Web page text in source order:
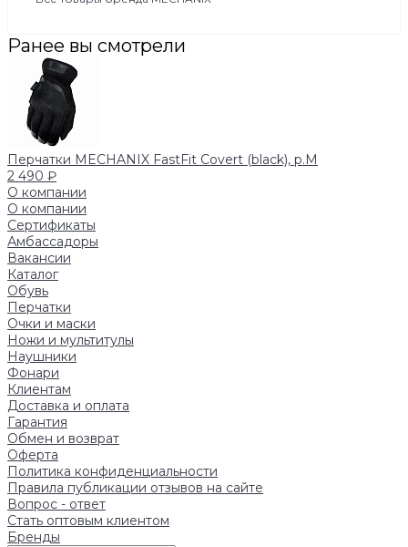
Ранее вы смотрели
Перчатки MECHANIX FastFit Covert (black), р.M
2 490 ₽
О компании
О компании
Сертификаты
Амбассадоры
Вакансии
Каталог
Обувь
Перчатки
Очки и маски
Ножи и мультитулы
Наушники
Фонари
Клиентам
Доставка и оплата
Гарантия
Обмен и возврат
Оферта
Политика конфиденциальности
Правила публикации отзывов на сайте
Вопрос - ответ
Стать оптовым клиентом
Бренды